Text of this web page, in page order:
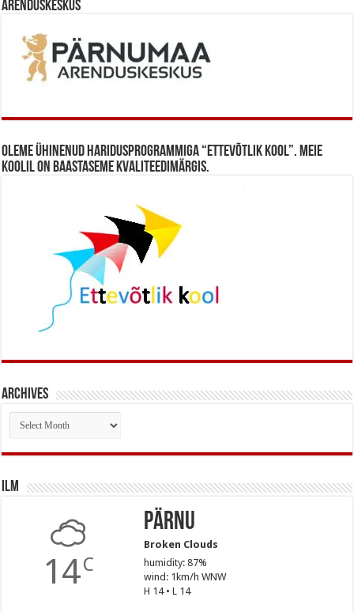
Arenduskeskus
Oleme ühinenud haridusprogrammiga “Ettevõtlik Kool”. Meie
koolil on baastaseme kvaliteedimärgis.
Archives
Archives
Ilm
14C
Pärnu
Broken Clouds
humidity: 87%
wind: 1km/h WNW
H 14 • L 14